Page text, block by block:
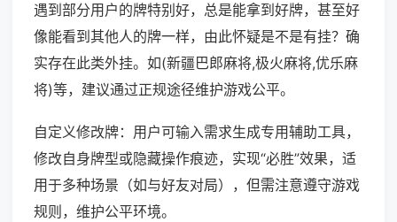
遇到部分用户的牌特别好，总是能拿到好牌，甚至好
像能看到其他人的牌一样，由此怀疑是不是有挂？确
实存在此类外挂。如(新疆巴郎麻将,极火麻将,优乐麻
将)等，建议通过正规途径维护游戏公平。
自定义修改牌：用户可输入需求生成专用辅助工具，
修改自身牌型或隐藏操作痕迹，实现“必胜”效果，适
用于多种场景（如与好友对局），但需注意遵守游戏
规则，维护公平环境。